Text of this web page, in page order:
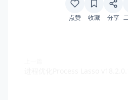
点赞 收藏 分享